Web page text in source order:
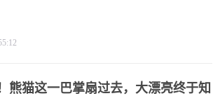
熊猫这一巴掌扇过去，大漂亮终于知